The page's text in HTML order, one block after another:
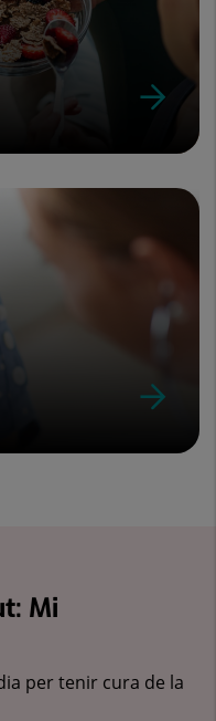
Mi
per tenir cura de la